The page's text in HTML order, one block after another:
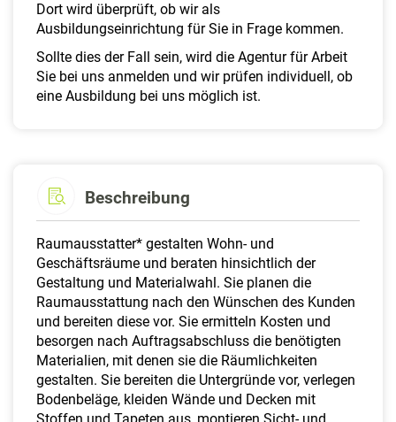
Dort wird überprüft, ob wir als
Ausbildungseinrichtung für Sie in Frage kommen.
Sollte dies der Fall sein, wird die Agentur für Arbeit
Sie bei uns anmelden und wir prüfen individuell, ob
eine Ausbildung bei uns möglich ist.
Beschreibung
Raumausstatter* gestalten Wohn- und
Geschäftsräume und beraten hinsichtlich der
Gestaltung und Materialwahl. Sie planen die
Raumausstattung nach den Wünschen des Kunden
und bereiten diese vor. Sie ermitteln Kosten und
besorgen nach Auftragsabschluss die benötigten
Materialien, mit denen sie die Räumlichkeiten
gestalten. Sie bereiten die Untergründe vor, verlegen
Bodenbeläge, kleiden Wände und Decken mit